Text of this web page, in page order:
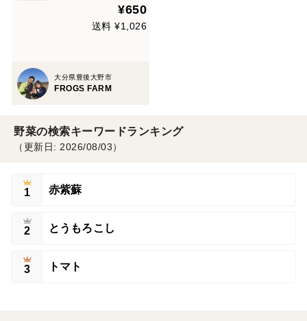
¥650
送料 ¥1,026
大分県豊後大野市
FROGS FARM
野菜の検索キーワードランキング
（更新日: 2026/08/03）
1 赤紫蘇
2 とうもろこし
3 トマト